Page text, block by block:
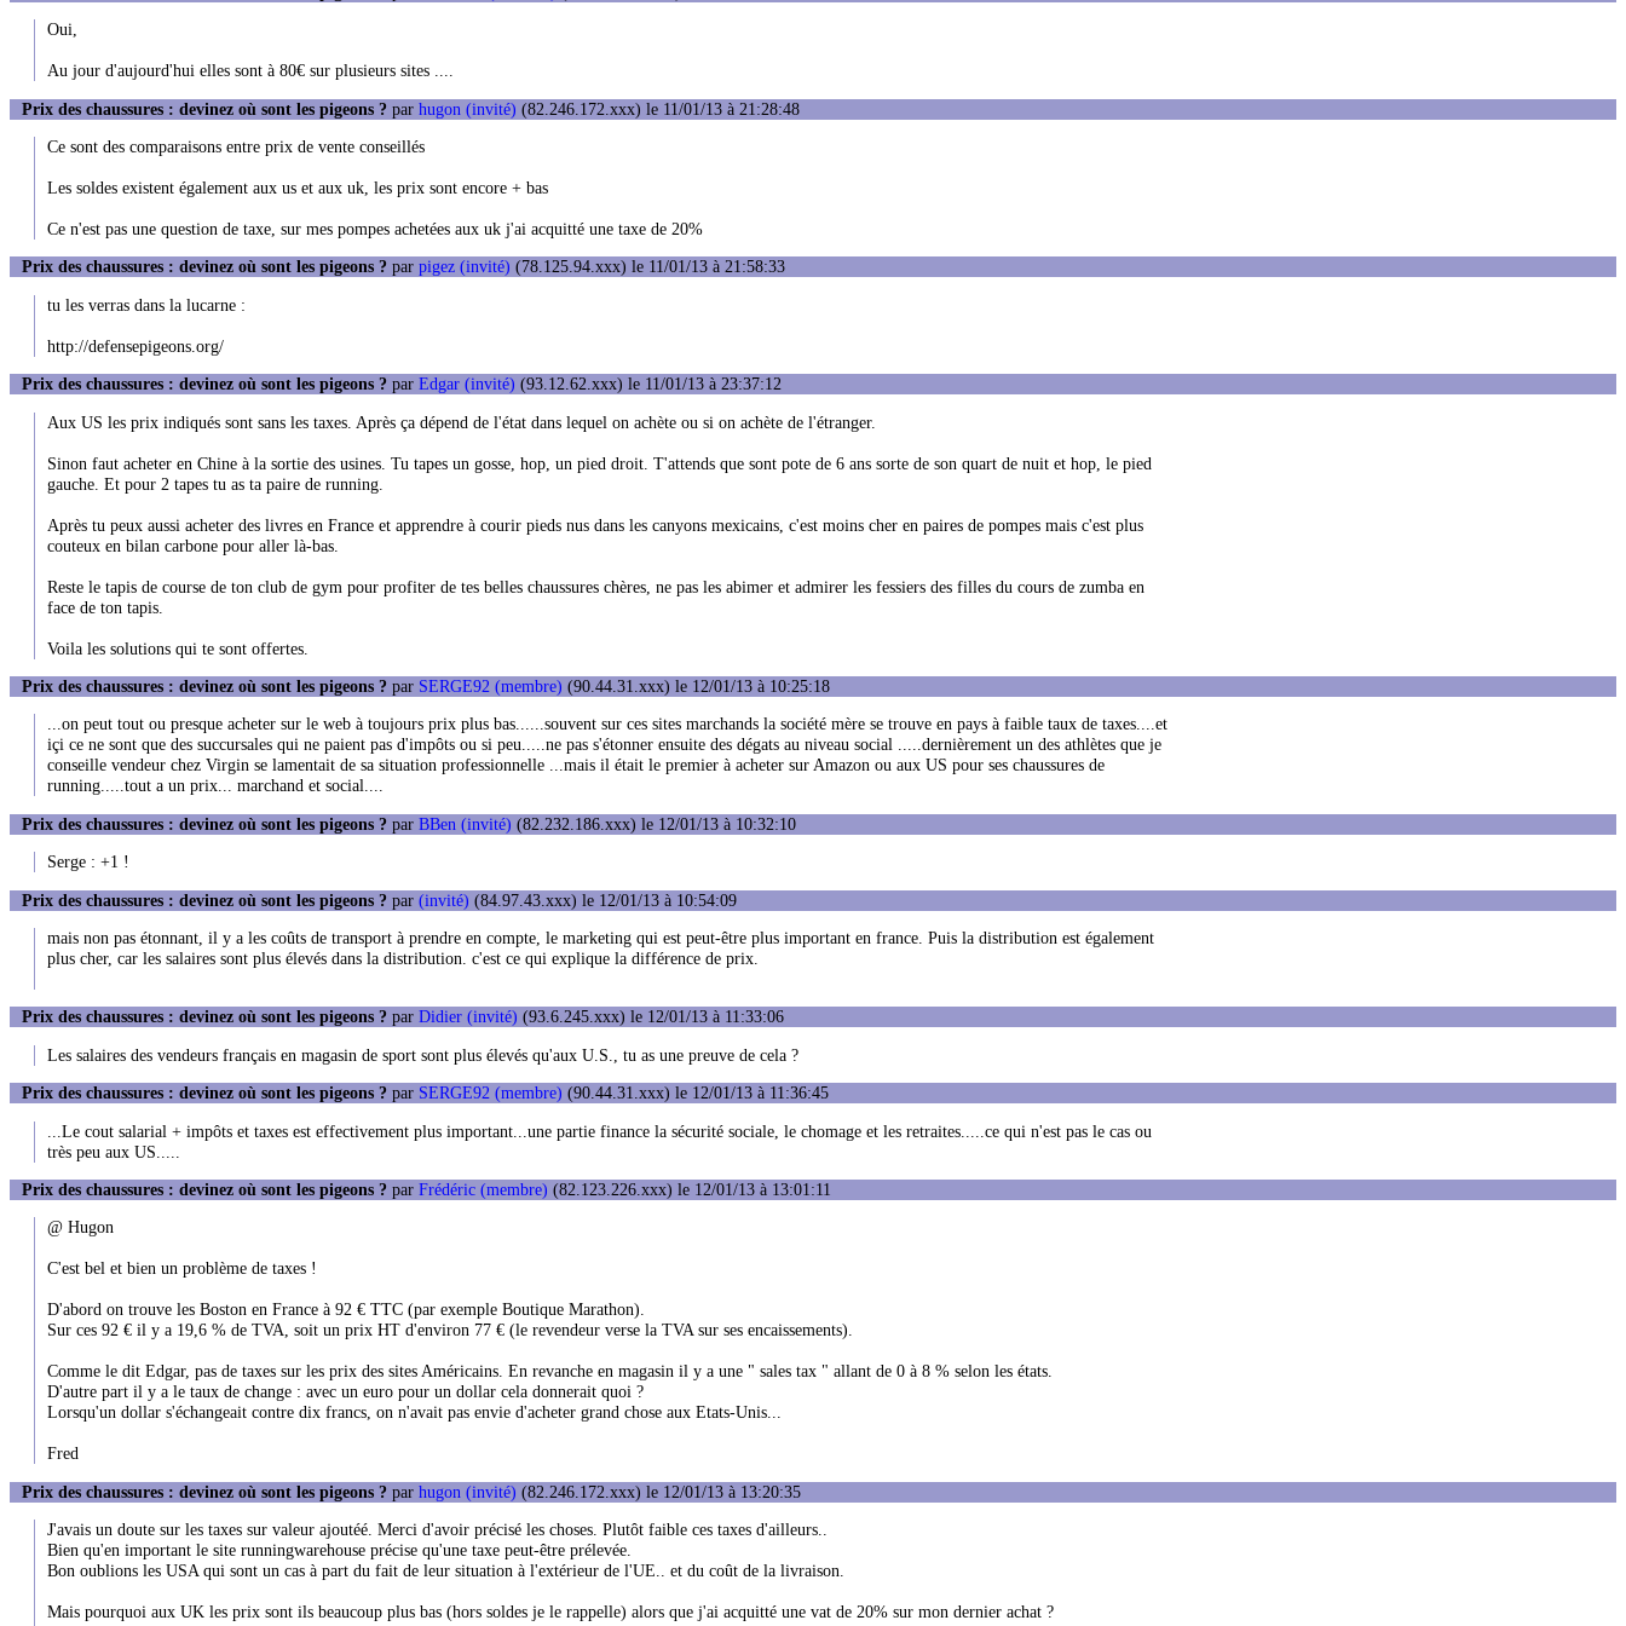
Oui,
Au jour d'aujourd'hui elles sont à 80€ sur plusieurs sites ....
Prix des chaussures : devinez où sont les pigeons ? par hugon (invité) (82.246.172.xxx) le 11/01/13 à 21:28:48
Ce sont des comparaisons entre prix de vente conseillés
Les soldes existent également aux us et aux uk, les prix sont encore + bas
Ce n'est pas une question de taxe, sur mes pompes achetées aux uk j'ai acquitté une taxe de 20%
Prix des chaussures : devinez où sont les pigeons ? par pigez (invité) (78.125.94.xxx) le 11/01/13 à 21:58:33
tu les verras dans la lucarne :
http://defensepigeons.org/
Prix des chaussures : devinez où sont les pigeons ? par Edgar (invité) (93.12.62.xxx) le 11/01/13 à 23:37:12
Aux US les prix indiqués sont sans les taxes. Après ça dépend de l'état dans lequel on achète ou si on achète de l'étranger.
Sinon faut acheter en Chine à la sortie des usines. Tu tapes un gosse, hop, un pied droit. T'attends que sont pote de 6 ans sorte de son quart de nuit et hop, le pied
gauche. Et pour 2 tapes tu as ta paire de running.
Après tu peux aussi acheter des livres en France et apprendre à courir pieds nus dans les canyons mexicains, c'est moins cher en paires de pompes mais c'est plus
couteux en bilan carbone pour aller là-bas.
Reste le tapis de course de ton club de gym pour profiter de tes belles chaussures chères, ne pas les abimer et admirer les fessiers des filles du cours de zumba en
face de ton tapis.
Voila les solutions qui te sont offertes.
Prix des chaussures : devinez où sont les pigeons ? par SERGE92 (membre) (90.44.31.xxx) le 12/01/13 à 10:25:18
...on peut tout ou presque acheter sur le web à toujours prix plus bas......souvent sur ces sites marchands la société mère se trouve en pays à faible taux de taxes....et
içi ce ne sont que des succursales qui ne paient pas d'impôts ou si peu.....ne pas s'étonner ensuite des dégats au niveau social .....dernièrement un des athlètes que je
conseille vendeur chez Virgin se lamentait de sa situation professionnelle ...mais il était le premier à acheter sur Amazon ou aux US pour ses chaussures de
running.....tout a un prix... marchand et social....
Prix des chaussures : devinez où sont les pigeons ? par BBen (invité) (82.232.186.xxx) le 12/01/13 à 10:32:10
Serge : +1 !
Prix des chaussures : devinez où sont les pigeons ? par (invité) (84.97.43.xxx) le 12/01/13 à 10:54:09
mais non pas étonnant, il y a les coûts de transport à prendre en compte, le marketing qui est peut-être plus important en france. Puis la distribution est également
plus cher, car les salaires sont plus élevés dans la distribution. c'est ce qui explique la différence de prix.
Prix des chaussures : devinez où sont les pigeons ? par Didier (invité) (93.6.245.xxx) le 12/01/13 à 11:33:06
Les salaires des vendeurs français en magasin de sport sont plus élevés qu'aux U.S., tu as une preuve de cela ?
Prix des chaussures : devinez où sont les pigeons ? par SERGE92 (membre) (90.44.31.xxx) le 12/01/13 à 11:36:45
...Le cout salarial + impôts et taxes est effectivement plus important...une partie finance la sécurité sociale, le chomage et les retraites.....ce qui n'est pas le cas ou
très peu aux US.....
Prix des chaussures : devinez où sont les pigeons ? par Frédéric (membre) (82.123.226.xxx) le 12/01/13 à 13:01:11
@ Hugon
C'est bel et bien un problème de taxes !
D'abord on trouve les Boston en France à 92 € TTC (par exemple Boutique Marathon).
Sur ces 92 € il y a 19,6 % de TVA, soit un prix HT d'environ 77 € (le revendeur verse la TVA sur ses encaissements).
Comme le dit Edgar, pas de taxes sur les prix des sites Américains. En revanche en magasin il y a une " sales tax " allant de 0 à 8 % selon les états.
D'autre part il y a le taux de change : avec un euro pour un dollar cela donnerait quoi ?
Lorsqu'un dollar s'échangeait contre dix francs, on n'avait pas envie d'acheter grand chose aux Etats-Unis...
Fred
Prix des chaussures : devinez où sont les pigeons ? par hugon (invité) (82.246.172.xxx) le 12/01/13 à 13:20:35
J'avais un doute sur les taxes sur valeur ajoutéé. Merci d'avoir précisé les choses. Plutôt faible ces taxes d'ailleurs..
Bien qu'en important le site runningwarehouse précise qu'une taxe peut-être prélevée.
Bon oublions les USA qui sont un cas à part du fait de leur situation à l'extérieur de l'UE.. et du coût de la livraison.
Mais pourquoi aux UK les prix sont ils beaucoup plus bas (hors soldes je le rappelle) alors que j'ai acquitté une vat de 20% sur mon dernier achat ?